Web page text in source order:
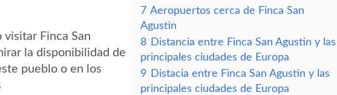
visitar Finca San
la disponibilidad de
pueblo o en los
7 Aeropuertos cerca de Finca San
Agustin
8 Distancia entre Finca San Agustin y las
principales ciudades de Europa
9 Distacia entre Finca San Agustin y las
principales ciudades de Europa